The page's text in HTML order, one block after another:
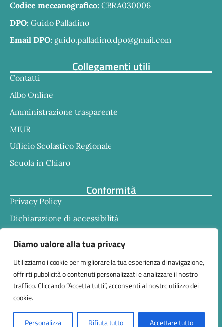
Diamo valore alla tua privacy
Utilizziamo i cookie per migliorare la tua esperienza di navigazione,
offrirti pubblicità o contenuti personalizzati e analizzare il nostro
traffico. Cliccando “Accetta tutti”, acconsenti al nostro utilizzo dei
cookie.
Personalizza Rifiuta tutto Accettare tutto
Codice meccanografico: CBRA030006
DPO: Guido Palladino
Email DPO: guido.palladino.dpo@gmail.com
Collegamenti utili
Contatti
Albo Online
Amministrazione trasparente
MIUR
Ufficio Scolastico Regionale
Scuola in Chiaro
Conformità
Privacy Policy
Dichiarazione di accessibilità
Responsabile della trasmissione e pubblicazione di
documenti informazioni e dati ex. Art. 10 d.lgs 33/2013